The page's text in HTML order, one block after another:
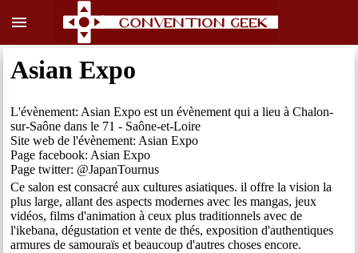
menu
Asian Expo
L'évènement: Asian Expo est un évènement qui a lieu à Chalon-
sur-Saône dans le 71 - Saône-et-Loire
Site web de l'évènement: Asian Expo
Page facebook: Asian Expo
Page twitter: @JapanTournus
Ce salon est consacré aux cultures asiatiques. il offre la vision la
plus large, allant des aspects modernes avec les mangas, jeux
vidéos, films d'animation à ceux plus traditionnels avec de
l'ikebana, dégustation et vente de thés, exposition d'authentiques
armures de samouraïs et beaucoup d'autres choses encore.